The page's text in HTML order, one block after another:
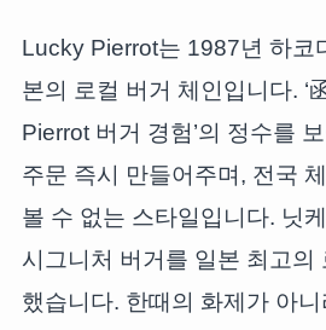
Lucky Pierrot는 1987년 하코
본의 로컬 버거 체인입니다. ‘
Pierrot 버거 경험’의 정수를
주문 즉시 만들어주며, 전국
볼 수 없는 스타일입니다. 닛
시그니처 버거를 일본 최고의
했습니다. 한때의 화제가 아